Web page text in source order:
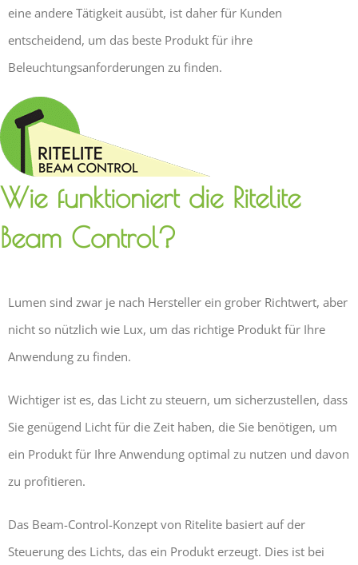
eine andere Tätigkeit ausübt, ist daher für Kunden
entscheidend, um das beste Produkt für ihre
Beleuchtungsanforderungen zu finden.
Wie funktioniert die Ritelite
Beam Control?
Lumen sind zwar je nach Hersteller ein grober Richtwert, aber
nicht so nützlich wie Lux, um das richtige Produkt für Ihre
Anwendung zu finden.
Wichtiger ist es, das Licht zu steuern, um sicherzustellen, dass
Sie genügend Licht für die Zeit haben, die Sie benötigen, um
ein Produkt für Ihre Anwendung optimal zu nutzen und davon
zu profitieren.
Das Beam-Control-Konzept von Ritelite basiert auf der
Steuerung des Lichts, das ein Produkt erzeugt. Dies ist bei